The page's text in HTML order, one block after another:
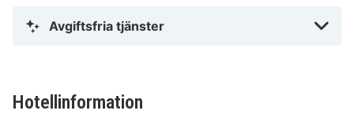
ett av Hamburgs finaste hotell, från 1713 kr..
Avgiftsfria tjänster
Hotellinformation